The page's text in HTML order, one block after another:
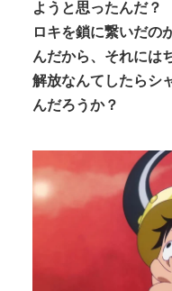
ようと思ったんだ？
ロキを鎖に繋いだの
んだから、それには
解放なんてしたらシ
んだろうか？